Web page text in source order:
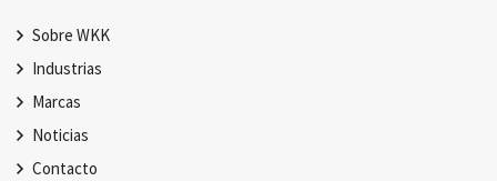
Sobre WKK
Industrias
Marcas
Noticias
Contacto